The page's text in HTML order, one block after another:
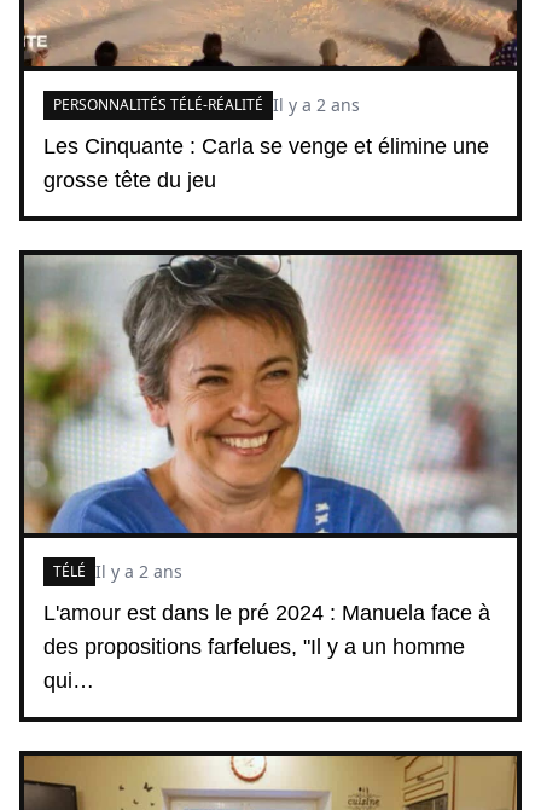
Les Cinquante : Carla se venge et élimine une
grosse tête du jeu
PERSONNALITÉS TÉLÉ-RÉALITÉ Il y a 2 ans
L'amour est dans le pré 2024 : Manuela face à
des propositions farfelues, "Il y a un homme
qui…
TÉLÉ Il y a 2 ans